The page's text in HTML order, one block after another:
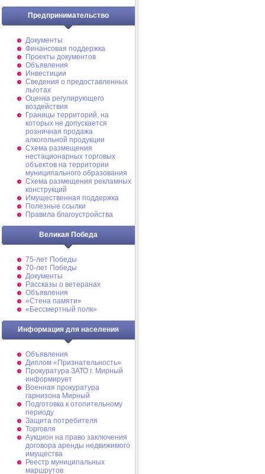
Предпринимательство
Документы
Финансовая поддержка
Проекты документов
Объявления
Инвестиции
Сведения о предоставленных
льготах
Оценка регулирующего
воздействия
Границы территорий, на
которых не допускается
розничная продажа
алкогольной продукции
Схема размещения
нестационарных торговых
объектов на территории
муниципального образования
Схема размещения рекламных
конструкций
Имущественная поддержка
Полезные ссылки
Правила благоустройства
Великая Победа
75-лет Победы
70-лет Победы
Документы
Рассказы о ветеранах
Объявления
«Стена памяти»
«Бессмертный полк»
Информация для населения
Объявления
Диплом «Признательность»
Прокуратура ЗАТО г. Мирный
информирует
Военная прокуратура
гарнизона Мирный
Подготовка к отопительному
периоду
Защита потребителя
Торговля
Аукцион на право заключения
договора аренды недвижимого
имущества
Реестр муниципальных
маршрутов